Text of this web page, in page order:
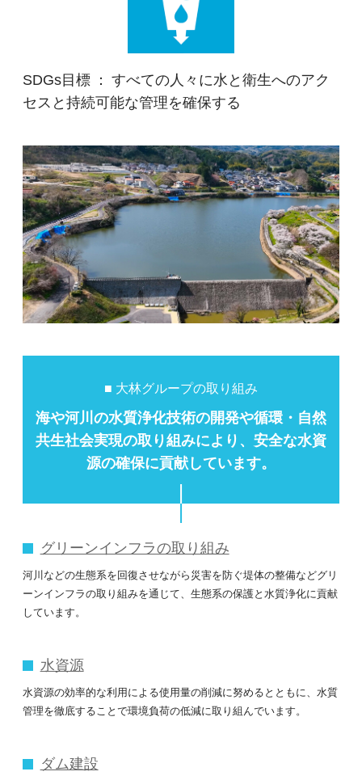
SDGs目標 ： すべての人々に水と衛生へのアク
セスと持続可能な管理を確保する
■ 大林グループの取り組み
海や河川の水質浄化技術の開発や循環・自然
共生社会実現の取り組みにより、 安全な水資
源の確保に貢献しています。
グリーンインフラの取り組み
河川などの生態系を回復させながら災害を防ぐ堤体の整備などグリ
ーンインフラの取り組みを通じて、生態系の保護と水質浄化に貢献
しています。
水資源
水資源の効率的な利用による使用量の削減に努めるとともに、水質
管理を徹底することで環境負荷の低減に取り組んでいます。
ダム建設